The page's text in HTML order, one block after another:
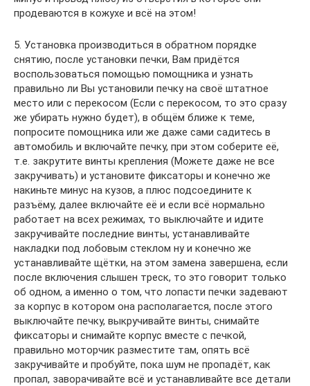
продеваются в кожухе и всё на этом!
5. Установка производиться в обратном порядке
снятию, после установки печки, Вам придётся
воспользоваться помощью помощника и узнать
правильно ли Вы установили печку на своё штатное
место или с перекосом (Если с перекосом, то это сразу
же убирать нужно будет), в общём ближе к теме,
попросите помощника или же даже сами садитесь в
автомобиль и включайте печку, при этом соберите её,
т.е. закрутите винты крепления (Можете даже не все
закручивать) и установите фиксаторы и конечно же
накиньте минус на кузов, а плюс подсоедините к
разъёму, далее включайте её и если всё нормально
работает на всех режимах, то выключайте и идите
закручивайте последние винты, устанавливайте
накладки под лобовым стеклом ну и конечно же
устанавливайте щётки, на этом замена завершена, если
после включения слышен треск, то это говорит только
об одном, а именно о том, что лопасти печки задевают
за корпус в котором она располагается, после этого
выключайте печку, выкручивайте винты, снимайте
фиксаторы и снимайте корпус вместе с печкой,
правильно моторчик разместите там, опять всё
закручивайте и пробуйте, пока шум не пропадёт, как
пропал, заворачивайте всё и устанавливайте все детали